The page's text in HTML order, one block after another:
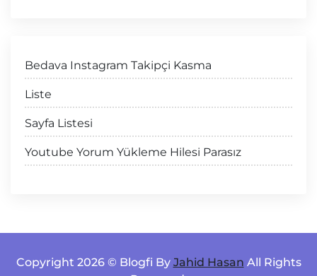
Bedava Instagram Takipçi Kasma
Liste
Sayfa Listesi
Youtube Yorum Yükleme Hilesi Parasız
Copyright 2026 © Blogfi By Jahid Hasan All Rights